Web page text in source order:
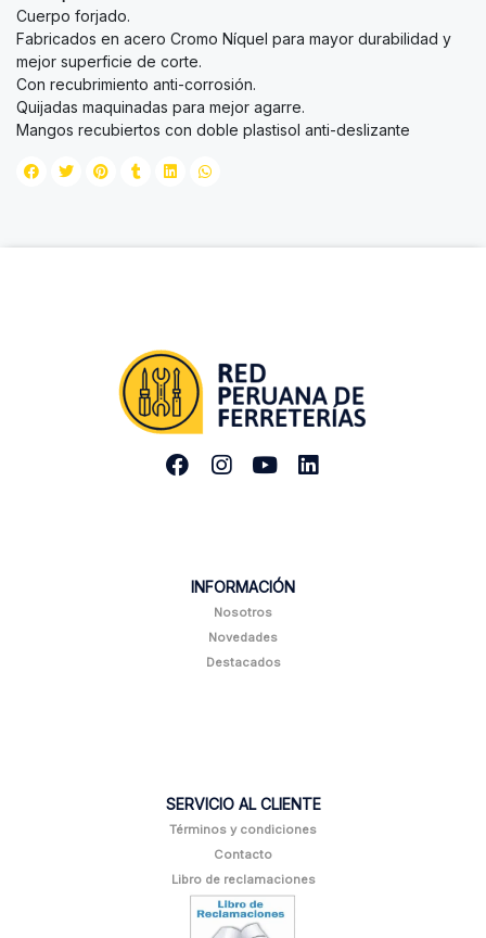
Cuerpo forjado.
Fabricados en acero Cromo Níquel para mayor durabilidad y
mejor superficie de corte.
Con recubrimiento anti-corrosión.
Quijadas maquinadas para mejor agarre.
Mangos recubiertos con doble plastisol anti-deslizante
INFORMACIÓN
Nosotros
Novedades
Destacados
SERVICIO AL CLIENTE
Términos y condiciones
Contacto
Libro de reclamaciones